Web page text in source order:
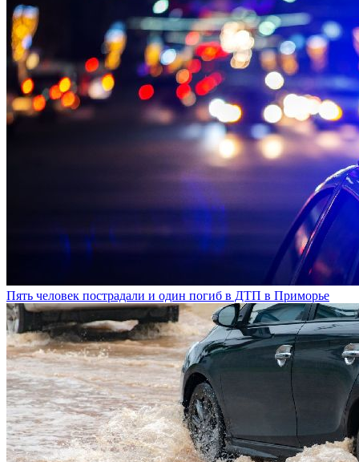
Пять человек пострадали и один погиб в ДТП в Приморье